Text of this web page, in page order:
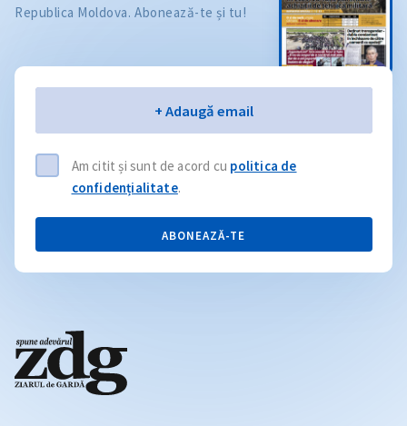
Republica Moldova. Abonează-te și tu!
+ Adaugă email
Am citit și sunt de acord cu politica de
confidențialitate.
ABONEAZĂ-TE